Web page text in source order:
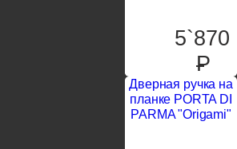
5`870
P
Дверная ручка на
планке PORTA DI
PARMA "Origami"